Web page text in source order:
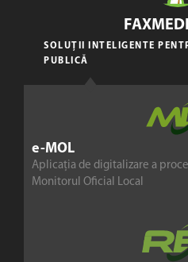
e-MOL
Aplicația de digitalizare a
Monitorul Oficial Local
SOLUȚII INTELIGENTE
PUBLICĂ